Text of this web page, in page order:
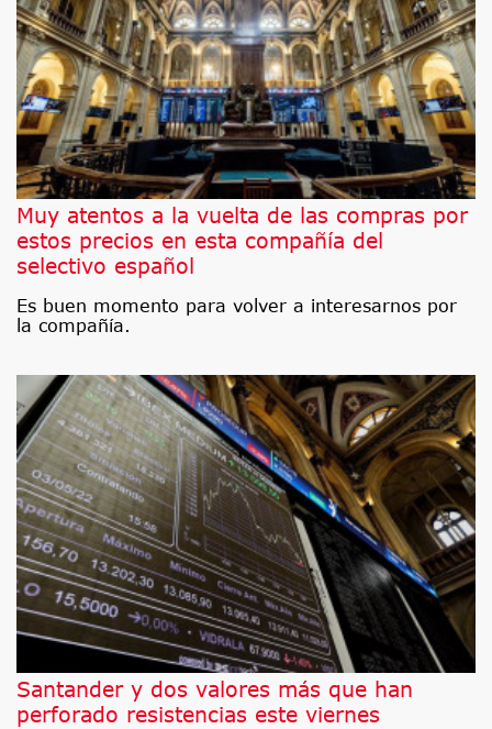
Muy atentos a la vuelta de las compras por
estos precios en esta compañía del
selectivo español
Es buen momento para volver a interesarnos por
la compañía.
Santander y dos valores más que han
perforado resistencias este viernes